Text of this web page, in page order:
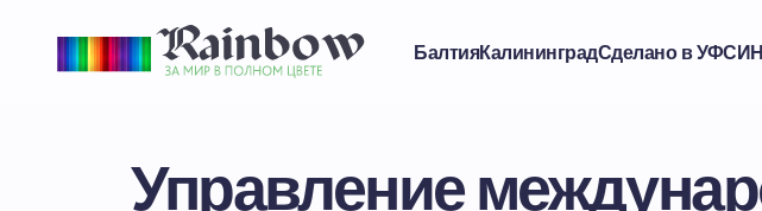
БалтияКалининградСделано в УФСИН
Управление